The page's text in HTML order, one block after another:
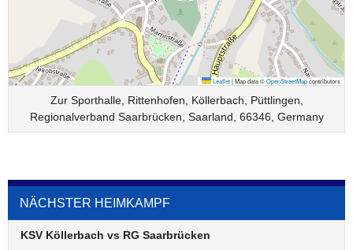
Leaflet|Map data ©OpenStreetMapcontributors
Zur Sporthalle, Rittenhofen, Köllerbach, Püttlingen,
Regionalverband Saarbrücken, Saarland, 66346, Germany
NÄCHSTER HEIMKAMPF
KSV Köllerbach vs RG Saarbrücken